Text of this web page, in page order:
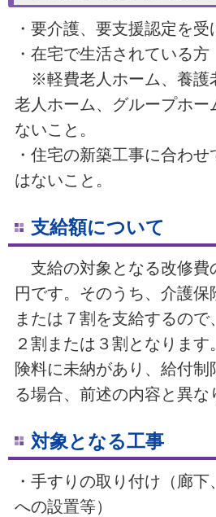
・要介護、要支援認定を
・在宅で生活されている方
※軽費老人ホーム、養護
老人ホーム、グループホー
ないこと。
・住宅の新築工事に合わ
はないこと。
支給額について
支給の対象となる改修費
円です。そのうち、介護保
または７割を支給するので
２割または３割となりま
険料に未納があり、給付制
る場合、前述の内容と異な
対象となる工事
・手すりの取り付け（廊
への設置等）